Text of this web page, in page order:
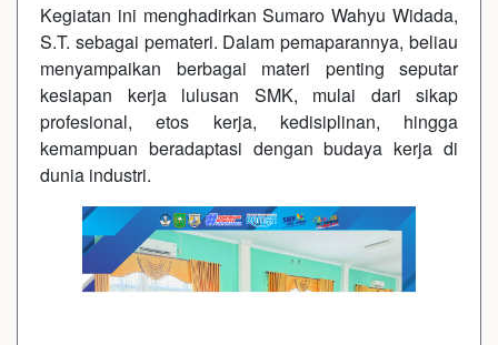
Kegiatan ini menghadirkan Sumaro Wahyu Widada,
S.T. sebagai pemateri. Dalam pemaparannya, beliau
menyampaikan berbagai materi penting seputar
kesiapan kerja lulusan SMK, mulai dari sikap
profesional, etos kerja, kedisiplinan, hingga
kemampuan beradaptasi dengan budaya kerja di
dunia industri.